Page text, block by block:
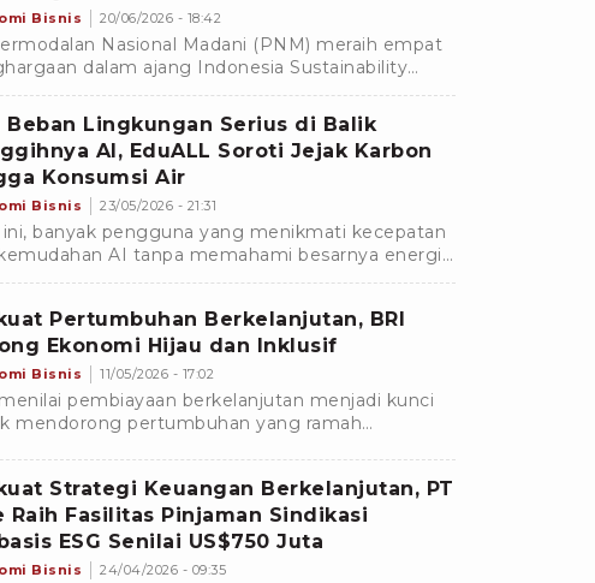
Bisnis 20/06/2026 - 18:42
Nasional Madani (PNM) meraih empat
dalam ajang Indonesia Sustainability
(ISA) 2026 sebagai bentuk apresiasi atas
perusahaan.
Beban Lingkungan Serius di Balik
AI, EduALL Soroti Jejak Karbon
Konsumsi Air
Bisnis 23/05/2026 - 21:31
ini, banyak pengguna yang menikmati kecepatan
AI tanpa memahami besarnya energi
daya yang dipakaai dalam setiap aktivitas
Pertumbuhan Berkelanjutan, BRI
Ekonomi Hijau dan Inklusif
Bisnis 11/05/2026 - 17:02
pembiayaan berkelanjutan menjadi kunci
mendorong pertumbuhan yang ramah
Strategi Keuangan Berkelanjutan, PT
Raih Fasilitas Pinjaman Sindikasi
ESG Senilai US$750 Juta
Bisnis 24/04/2026 - 09:35